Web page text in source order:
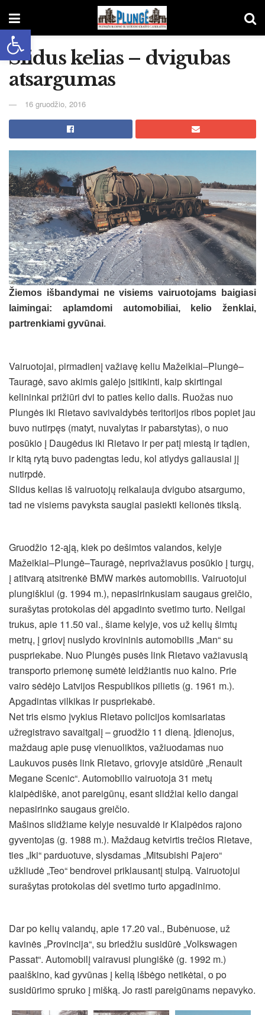
Open toolbar
Slidus kelias – dvigubas
atsargumas
16 gruodžio, 2016
Žiemos išbandymai ne visiems vairuotojams baigiasi
laimingai: aplamdomi automobiliai, kelio ženklai,
partrenkiami gyvūnai.
Vairuotojai, pirmadienį važiavę keliu Mažeikiai–Plungė–
Tauragė, savo akimis galėjo įsitikinti, kaip skirtingai
kelininkai prižiūri dvi to paties kelio dalis. Ruožas nuo
Plungės iki Rietavo savivaldybės teritorijos ribos popiet jau
buvo nutirpęs (matyt, nuvalytas ir pabarstytas), o nuo
posūkio į Daugėdus iki Rietavo ir per patį miestą ir tądien,
ir kitą rytą buvo padengtas ledu, kol atlydys galiausiai jį
nutirpdė.
Slidus kelias iš vairuotojų reikalauja dvigubo atsargumo,
tad ne visiems pavyksta saugiai pasiekti kelionės tikslą.
Gruodžio 12-ąją, kiek po dešimtos valandos, kelyje
Mažeikiai–Plungė–Tauragė, neprivažiavus posūkio į turgų,
į atitvarą atsitrenkė BMW markės automobilis. Vairuotojui
plungiškiui (g. 1994 m.), nepasirinkusiam saugaus greičio,
surašytas protokolas dėl apgadinto svetimo turto. Neilgai
trukus, apie 11.50 val., šiame kelyje, vos už kelių šimtų
metrų, į griovį nuslydo krovininis automobilis „Man“ su
puspriekabe. Nuo Plungės pusės link Rietavo važiavusią
transporto priemonę sumėtė leidžiantis nuo kalno. Prie
vairo sėdėjo Latvijos Respublikos pilietis (g. 1961 m.).
Apgadintas vilkikas ir puspriekabė.
Net tris eismo įvykius Rietavo policijos komisariatas
užregistravo savaitgalį – gruodžio 11 dieną. Įdienojus,
maždaug apie pusę vienuoliktos, važiuodamas nuo
Laukuvos pusės link Rietavo, griovyje atsidūrė „Renault
Megane Scenic“. Automobilio vairuotoja 31 metų
klaipėdiškė, anot pareigūnų, esant slidžiai kelio dangai
nepasirinko saugaus greičio.
Mašinos slidžiame kelyje nesuvaldė ir Klaipėdos rajono
gyventojas (g. 1988 m.). Maždaug ketvirtis trečios Rietave,
ties „Iki“ parduotuve, slysdamas „Mitsubishi Pajero“
užkliudė „Teo“ bendrovei priklausantį stulpą. Vairuotojui
surašytas protokolas dėl svetimo turto apgadinimo.
Dar po kelių valandų, apie 17.20 val., Bubėnuose, už
kavinės „Provincija“, su briedžiu susidūrė „Volkswagen
Passat“. Automobilį vairavusi plungiškė (g. 1992 m.)
paaiškino, kad gyvūnas į kelią išbėgo netikėtai, o po
susidūrimo spruko į mišką. Jo rasti pareigūnams nepavyko.